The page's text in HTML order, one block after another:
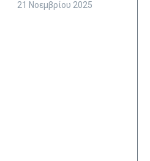
21 Νοεμβρίου 2025